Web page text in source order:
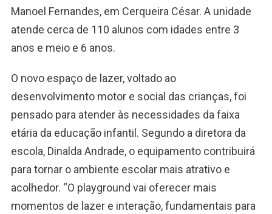
Manoel Fernandes, em Cerqueira César. A unidade
atende cerca de 110 alunos com idades entre 3
anos e meio e 6 anos.
O novo espaço de lazer, voltado ao
desenvolvimento motor e social das crianças, foi
pensado para atender às necessidades da faixa
etária da educação infantil. Segundo a diretora da
escola, Dinalda Andrade, o equipamento contribuirá
para tornar o ambiente escolar mais atrativo e
acolhedor. “O playground vai oferecer mais
momentos de lazer e interação, fundamentais para